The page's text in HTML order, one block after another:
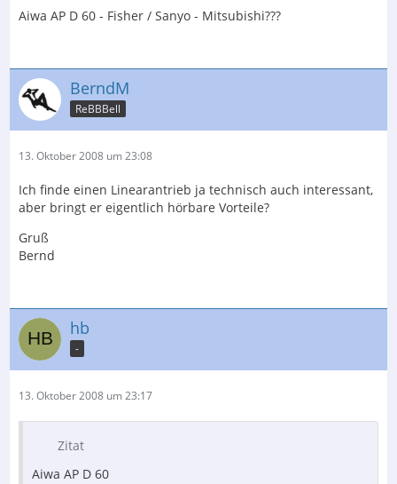
Aiwa AP D 60 - Fisher / Sanyo - Mitsubishi???
BerndM
ReBBBell
13. Oktober 2008 um 23:08
Ich finde einen Linearantrieb ja technisch auch interessant,
aber bringt er eigentlich hörbare Vorteile?
Gruß
Bernd
hb
-
13. Oktober 2008 um 23:17
Zitat
Aiwa AP D 60